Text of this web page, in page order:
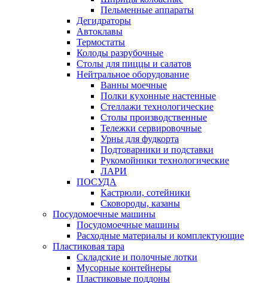
Пельменные аппараты
Дегидраторы
Автоклавы
Термостаты
Колоды разрубочные
Столы для пиццы и салатов
Нейтральное оборудование
Ванны моечные
Полки кухонные настенные
Стеллажи технологические
Столы производственные
Тележки сервировочные
Урны для фудкорта
Подтоварники и подставки
Рукомойники технологические
ЛАРИ
ПОСУДА
Кастрюли, сотейники
Сковороды, казаны
Посудомоечные машины
Посудомоечные машины
Расходные материалы и комплектующие
Пластиковая тара
Складские и полочные лотки
Мусорные контейнеры
Пластиковые поддоны